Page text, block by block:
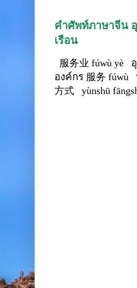
คำศัพท์ภาษาจีน
เรือน
服务业 fúwù yè
องค์กร 服务 fúwù
方式 yùnshū